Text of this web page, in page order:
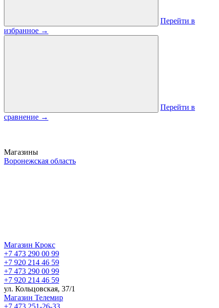
Перейти в
избранное →
Перейти в
сравнение →
Магазины
Воронежская область
Магазин Крокс
+7 473 290 00 99
+7 920 214 46 59
+7 473 290 00 99
+7 920 214 46 59
ул. Кольцовская, 37/1
Магазин Телемир